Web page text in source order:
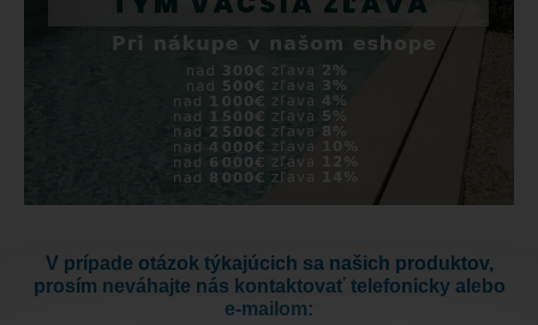
V prípade otázok týkajúcich sa našich produktov,
prosím neváhajte nás kontaktovať telefonicky alebo
e-mailom: